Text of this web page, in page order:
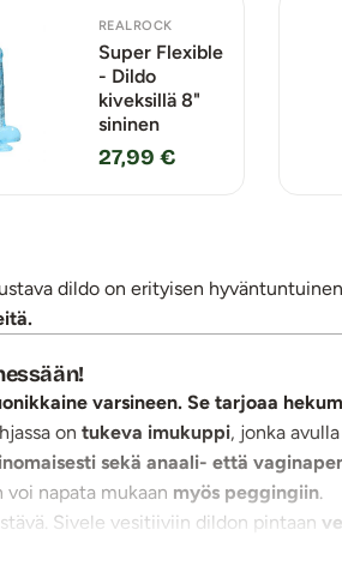
REALROCK
Super Flexible
- Dildo
kiveksillä 8"
sininen
27,99 €
dildo on erityisen
varsineen. Se tarjoaa
on tukeva imukuppi, jonka
sekä anaali- että
napata mukaan myös peggingiin.
Sivele vesitiiviin dildon pintaan